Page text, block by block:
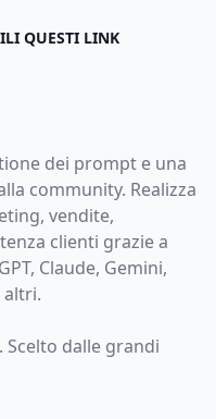
QUESTI LINK
dei prompt e una
community. Realizza
vendite,
clienti grazie a
Claude, Gemini,
altri.
Scelto dalle grandi